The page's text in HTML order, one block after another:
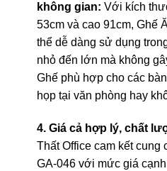
không gian: Với kích
53cm và cao 91cm, Ghế
thể dễ dàng sử dụng
nhỏ đến lớn mà không
Ghế phù hợp cho các
họp tại văn phòng hay
4. Giá cả hợp lý, chất
Thất Office cam kết cung
GA-046 với mức giá